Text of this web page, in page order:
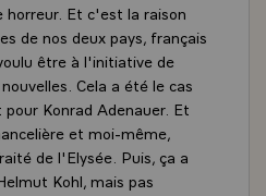
Et c'est la raison
de nos deux pays, français
être à l'initiative de
Cela a été le cas
Konrad Adenauer. Et
et moi-même,
de l'Elysée. Puis, ça a
Kohl, mais pas